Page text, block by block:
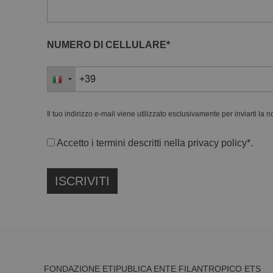
NUMERO DI CELLULARE*
Il tuo indirizzo e-mail viene utilizzato esclusivamente per inviarti
Accetto i termini descritti nella privacy policy*.
FONDAZIONE ETIPUBLICA ENTE FILANTROPICO ETS